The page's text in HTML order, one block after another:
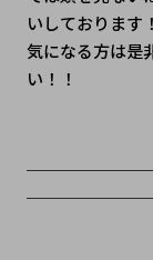
いしております
気になる方は是
い！！